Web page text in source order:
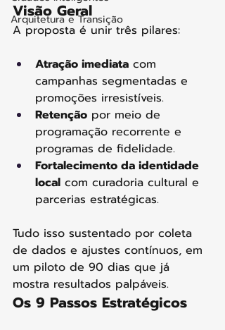
Arquitetura e Transição
Visão Geral
A proposta é unir três pilares:
Atração imediata com
campanhas segmentadas e
promoções irresistíveis.
Retenção por meio de
programação recorrente e
programas de fidelidade.
Fortalecimento da identidade
local com curadoria cultural e
parcerias estratégicas.
Tudo isso sustentado por coleta
de dados e ajustes contínuos, em
um piloto de 90 dias que já
mostra resultados palpáveis.
Os 9 Passos Estratégicos